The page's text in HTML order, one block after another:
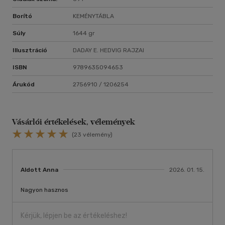
- Az élővilág fejlődése
- A viselkedés biológiája
Borító KEMÉNYTÁBLA
Súly 1644 gr
Illusztráció DADAY E. HEDVIG RAJZAI
ISBN 9789635094653
Árukód 2756910 / 1206254
Vásárlói értékelések, vélemények
(23 vélemény)
Aldott Anna 2026. 01. 15.
Nagyon hasznos
Kérjük, lépjen be az értékeléshez!